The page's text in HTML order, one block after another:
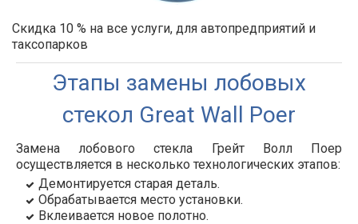
Скидка 10 % на все услуги, для автопредприятий и
таксопарков
Этапы замены лобовых
стекол Great Wall Poer
Замена лобового стекла Грейт Волл Поер
осуществляется в несколько технологических этапов:
Демонтируется старая деталь.
Обрабатывается место установки.
Вклеивается новое полотно.